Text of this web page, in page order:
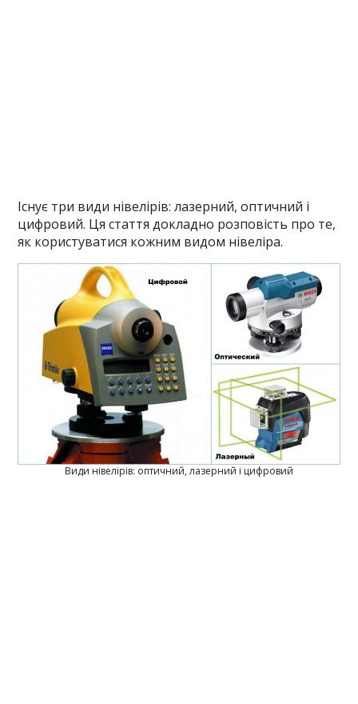
Існує три види нівелірів: лазерний, оптичний і
цифровий. Ця стаття докладно розповість про те,
як користуватися кожним видом нівеліра.
Види нівелірів: оптичний, лазерний і цифровий